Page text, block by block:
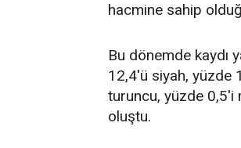
hacmine sahip
Bu dönemde kaydı
12,4'ü siyah, yüzde
turuncu, yüzde 0,5'i
oluştu.